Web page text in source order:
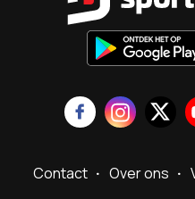
Contact Over ons